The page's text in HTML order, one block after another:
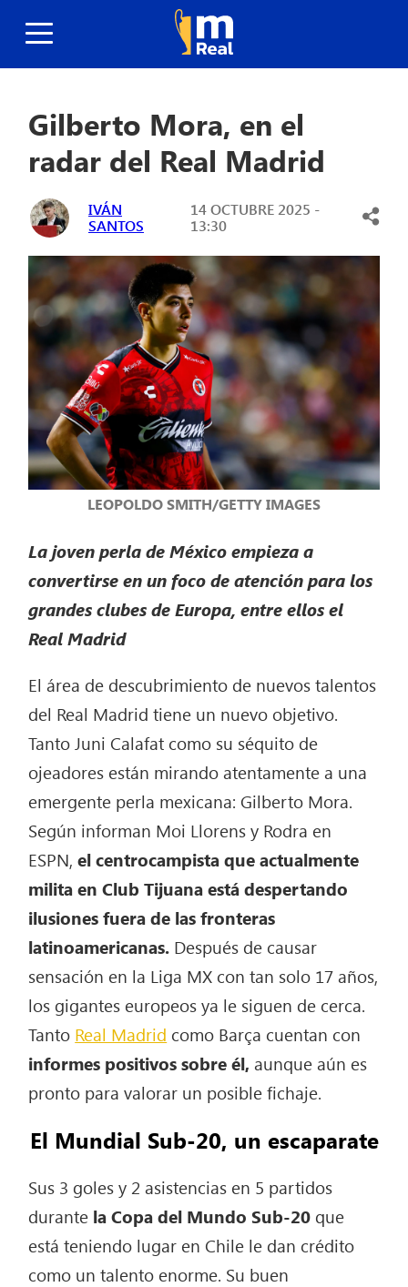
Gilberto Mora, en el
radar del Real Madrid
IVÁN
SANTOS
14 OCTUBRE 2025 -
13:30
LEOPOLDO SMITH/GETTY IMAGES
La joven perla de México empieza a
convertirse en un foco de atención para los
grandes clubes de Europa, entre ellos el
Real Madrid
El área de descubrimiento de nuevos talentos
del Real Madrid tiene un nuevo objetivo.
Tanto Juni Calafat como su séquito de
ojeadores están mirando atentamente a una
emergente perla mexicana: Gilberto Mora.
Según informan Moi Llorens y Rodra en
ESPN,el centrocampista que actualmente
milita en Club Tijuana está despertando
ilusiones fuera de las fronteras
latinoamericanas. Después de causar
sensación en la Liga MX con tan solo 17 años,
los gigantes europeos ya le siguen de cerca.
Tanto Real Madrid como Barça cuentan con
informes positivos sobre él,aunque aún es
pronto para valorar un posible fichaje.
El Mundial Sub-20, un escaparate
Sus 3 goles y 2 asistencias en 5 partidos
durante la Copa del Mundo Sub-20 que
está teniendo lugar en Chile le dan crédito
como un talento enorme. Su buen